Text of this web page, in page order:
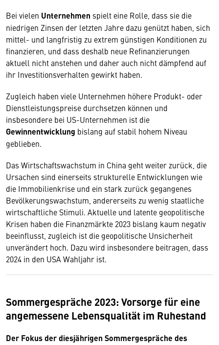
Bei vielen Unternehmen spielt eine Rolle, dass sie die
niedrigen Zinsen der letzten Jahre dazu genützt haben, sich
mittel- und langfristig zu extrem günstigen Konditionen zu
finanzieren, und dass deshalb neue Refinanzierungen
aktuell nicht anstehen und daher auch nicht dämpfend auf
ihr Investitionsverhalten gewirkt haben.
Zugleich haben viele Unternehmen höhere Produkt- oder
Dienstleistungspreise durchsetzen können und
insbesondere bei US-Unternehmen ist die
Gewinnentwicklung bislang auf stabil hohem Niveau
geblieben.
Das Wirtschaftswachstum in China geht weiter zurück, die
Ursachen sind einerseits strukturelle Entwicklungen wie
die Immobilienkrise und ein stark zurück gegangenes
Bevölkerungswachstum, andererseits zu wenig staatliche
wirtschaftliche Stimuli. Aktuelle und latente geopolitische
Krisen haben die Finanzmärkte 2023 bislang kaum negativ
beeinflusst, zugleich ist die geopolitische Unsicherheit
unverändert hoch. Dazu wird insbesondere beitragen, dass
2024 in den USA Wahljahr ist.
Sommergespräche 2023: Vorsorge für eine
angemessene Lebensqualität im Ruhestand
Der Fokus der diesjährigen Sommergespräche des